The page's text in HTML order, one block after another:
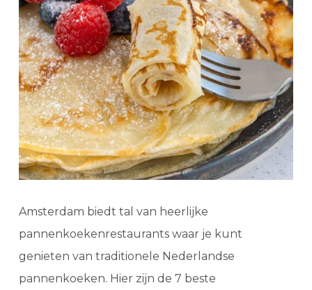
Amsterdam biedt tal van heerlijke
pannenkoekenrestaurants waar je kunt
genieten van traditionele Nederlandse
pannenkoeken. Hier zijn de 7 beste